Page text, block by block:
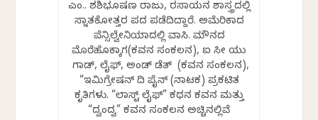
ಎಂ.ವಿ. ಶಶಿಭೂಷಣ ರಾಜು, ರಸಾಯನ ಶಾಸ್ತ್ರದಲ್ಲಿ
ಸ್ನಾತಕೋತ್ತರ ಪದವಿ ಪಡೆದಿದ್ದಾರೆ. ಅಮೆರಿಕಾದ
ಪೆನ್ಸಿಲ್ವೇನಿಯಾದಲ್ಲಿ ವಾಸಿ. ಮೌನದ
ಮೊರೆಹೊಕ್ಕಾಗ(ಕವನ ಸಂಕಲನ), ಐ ಸೀ ಯು
ಗಾಡ್, ಲೈಫ್, ಅಂಡ್ ಡೆತ್ (ಕವನ ಸಂಕಲನ),
“ಇಮಿಗ್ರೇಷನ್ ದಿ ಪೈನ್ (ನಾಟಕ) ಪ್ರಕಟಿತ
ಕೃತಿಗಳು. “ಲಾಸ್ಟ್ ಲೈಫ್” ಕಥನ ಕವನ ಮತ್ತು
“ದ್ವಂದ್ವ” ಕವನ ಸಂಕಲನ ಅಚ್ಚಿನಲ್ಲಿವೆ